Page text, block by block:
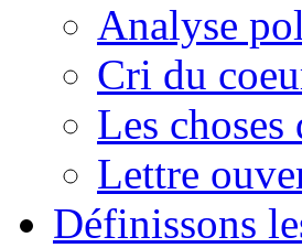
Analyse
Cri du
Les choses
Lettre
Définissons